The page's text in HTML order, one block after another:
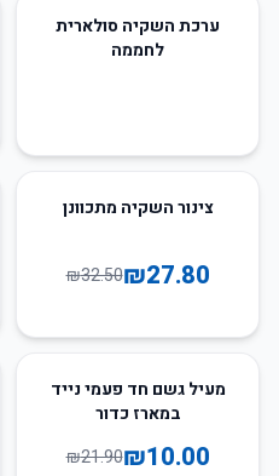
ערכת השקיה סולארית
לחממה
14צינור השקיה מתכוונן
₪27.80
₪32.50
54
מעיל גשם חד פעמי נייד
במארז כדור
₪10.00
₪21.90